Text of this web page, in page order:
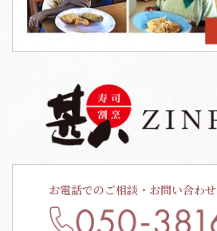
お電話でのご相談・お問い合わせ